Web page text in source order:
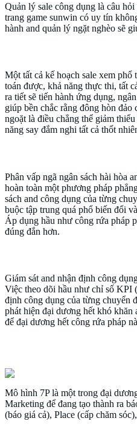
Quản lý sale công dụng là câu
trang game sunwin có uy tín
hành and quản lý ngặt nghèo sẽ
Một tất cả kế hoạch sale xem
toán được, khả năng thực thi, tất
ra tiết sẽ tiến hành ứng dụng,
giúp bền chắc rằng đông hòn
ngoặt là điều chẳng thể giảm
năng say đắm nghi tất cả thốt
Phân vấp ngã ngân sách hài hòa
hoàn toàn một phương pháp
sách and công dụng của từng
buộc tập trung quá phổ biến đổi
Áp dụng hầu như công rứa pháp
đúng đắn hơn.
Giám sát and nhận định công
Việc theo dõi hầu như chỉ số KPI
định công dụng của từng chuyển
phát hiện đại dương hết khó khăn
để đại dương hết công rứa pháp
Mô hình 7P là một trong đại
Marketing để đang tạo thành ra
(báo giá cả), Place (cấp chăm